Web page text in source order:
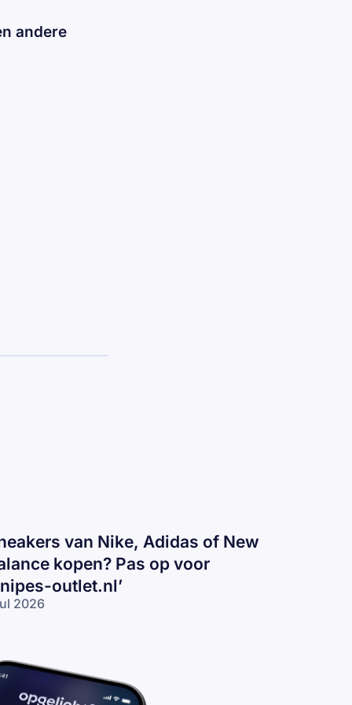
andere
van Nike, Adidas of New
kopen? Pas op voor
outlet.nl’
2026